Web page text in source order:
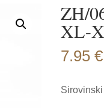
ZH/
XL-
7.95€